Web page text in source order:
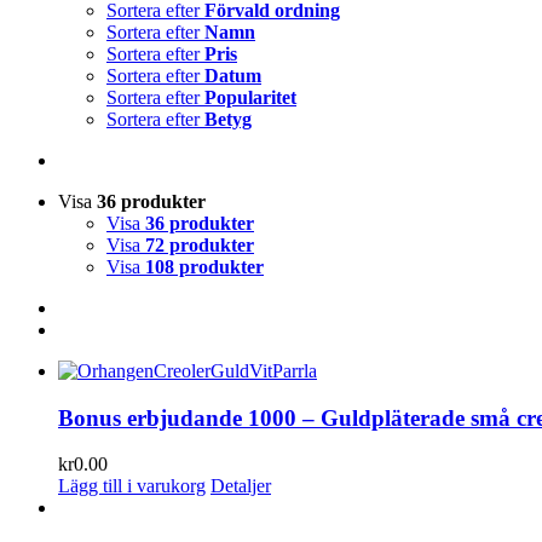
Sortera efterFörvald ordning
Sortera efterNamn
Sortera efterPris
Sortera efterDatum
Sortera efterPopularitet
Sortera efterBetyg
Visa 36 produkter
Visa 36 produkter
Visa 72 produkter
Visa 108 produkter
Bonus erbjudande 1000 – Guldpläterade små
kr0.00
Lägg till i varukorg Detaljer